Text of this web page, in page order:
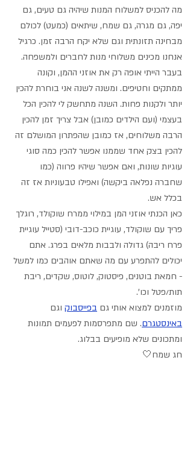
מה להכניס למשלוח המנות שיהיה גם טעים, גם
יפה, גם מגרה, גם שמח, שיתאים (כמעט) לכולם
מבחינה תזונתית וגם שלא יקח הרבה זמן. כרגיל
אנחנו מכינים משלוחי מנות לחברים ולמשפחה.
בעבר הייתי אופה רק את אוזני ההמן, וקונה
ממתקים וחטיפים. ומשנה לשנה אני בוחרת להכין
יותר ולקנות פחות. השנה מתחשק לי להכין הכל
בעצמי (ועם הילדים כמובן) אבל צריך זמן להכין
הרבה משלוחים, אז כמובן שהפתרון המושלם זה
להכין בצק אחד שממנו אפשר להכין כמה סוגי
עוגיות שונות, ואם אפשר שיהיו פרווה (כמו
שחברה נפלאה ביקשה) ואפילו טבעוניות אז זה
בכלל אש.
כאן הכנתי אוזני המן במילוי ממרח שוקולד, רוגלך
פריך עם שוקולד, עוגיית כוכב-דובי (סטייל עוגיית
פרח ריבה) גדולה ולבבות מלאים בפרג. אתם
יכולים להתפרע עם מה שאתם אוהבים כמו למשל
- חמאת בוטנים, פיסטוק, לוטוס, שקדים, ריבת
תות/פטל וכו'.
מוזמנים למצוא אותי גם בפייסבוק וגם
באינסטגרם. שם מתפרסמות לפעמים תמונות
ומתכונים שלא מופיעים בבלוג.
חג שמח🤍